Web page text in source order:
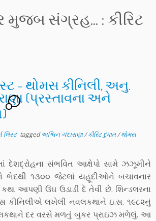
મુજબ સંગ્રહ... : કીરિટ
– થોમસ કીનિલી, અનુ.
(પ્રસ્તાવના અને
8
લિસ્ટ taggedઅશ્વિન ચંદારાણા/કીરિટ દુધાત/થોમસ
દેશદ્રોહના સંભવિત આક્ષેપો સામે ઝઝૂમીને
ભેદથી ૧૩૦૦ જેટલાં યહૂદીઓને બચાવનાર
આપણી ઉંઘ ઉડાડી દે તેવી છે. શિન્ડલરના
કીનિલીએ લખેલી નવલકથાને ઇ.સ. ૧૯૮૨નું
દર વરસે મળતું બુકર પ્રાઇઝ મળેલું. આ